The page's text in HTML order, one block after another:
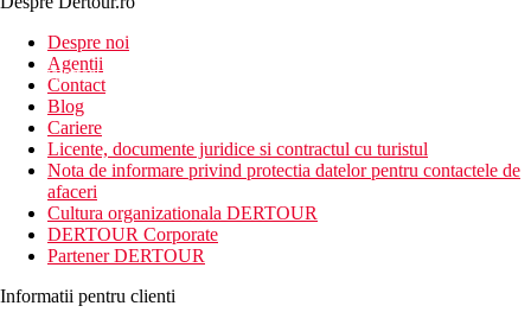
newsletter!
Despre noi
Agentii
Contact
Blog
Cariere
Licente, documente juridice si contractul cu turistul
Nota de informare privind protectia datelor pentru contactele de
afaceri
Cultura organizationala DERTOUR
DERTOUR Corporate
Partener DERTOUR
Informatii pentru clienti